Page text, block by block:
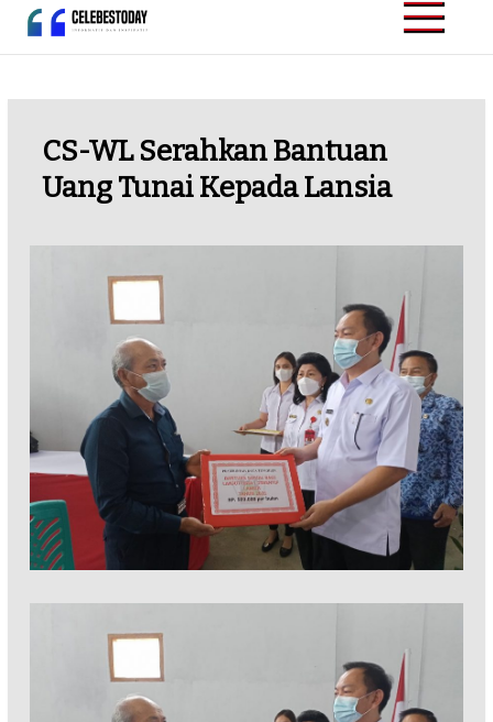
Skip
CELEBESTODAY.ID
Informatif dan
CS-WL Serahkan Bantuan
Uang Tunai Kepada Lansia